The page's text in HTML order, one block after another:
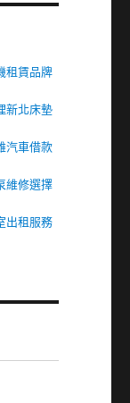
租賃品牌
新北床墊
汽車借款
維修選擇
出租服務